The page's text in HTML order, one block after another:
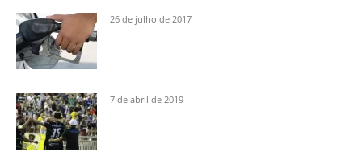
26 de julho de 2017
7 de abril de 2019